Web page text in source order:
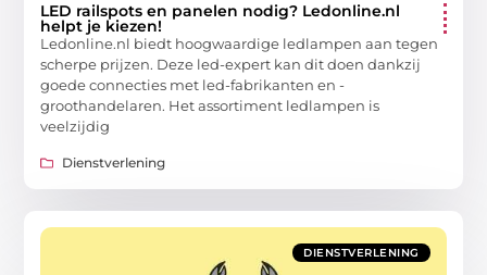
LED railspots en panelen nodig? Ledonline.nl
helpt je kiezen!
Ledonline.nl biedt hoogwaardige ledlampen aan tegen
scherpe prijzen. Deze led-expert kan dit doen dankzij
goede connecties met led-fabrikanten en -
groothandelaren. Het assortiment ledlampen is
veelzijdig
Dienstverlening
DIENSTVERLENING